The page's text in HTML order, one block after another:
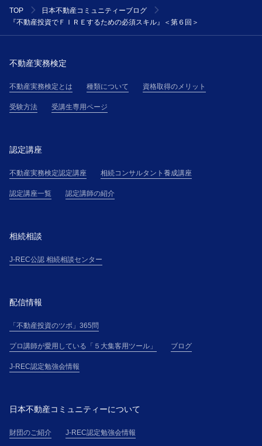
TOP
日本不動産コミュニティーブログ
『不動産投資でＦＩＲＥするための必須スキル』＜第６回＞
不動産実務検定
不動産実務検定とは 種類について 資格取得のメリット
受験方法 受講生専用ページ
認定講座
不動産実務検定認定講座 相続コンサルタント養成講座
認定講座一覧 認定講師の紹介
相続相談
J-REC公認 相続相談センター
配信情報
「不動産投資のツボ」365問
プロ講師が愛用している「５大集客用ツール」 ブログ
J-REC認定勉強会情報
日本不動産コミュニティーについて
財団のご紹介 J-REC認定勉強会情報